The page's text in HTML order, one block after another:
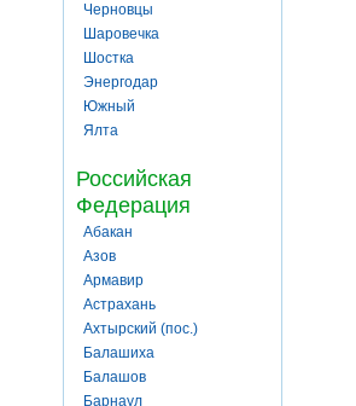
Черновцы
Шаровечка
Шостка
Энергодар
Южный
Ялта
Российская
Федерация
Абакан
Азов
Армавир
Астрахань
Ахтырский (пос.)
Балашиха
Балашов
Барнаул